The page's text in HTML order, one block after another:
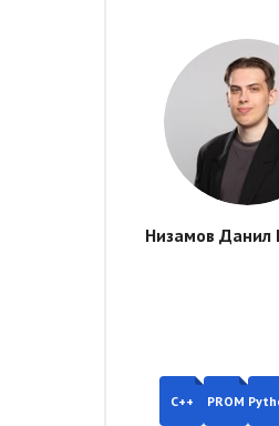
Низамов Данил
C++ PROM